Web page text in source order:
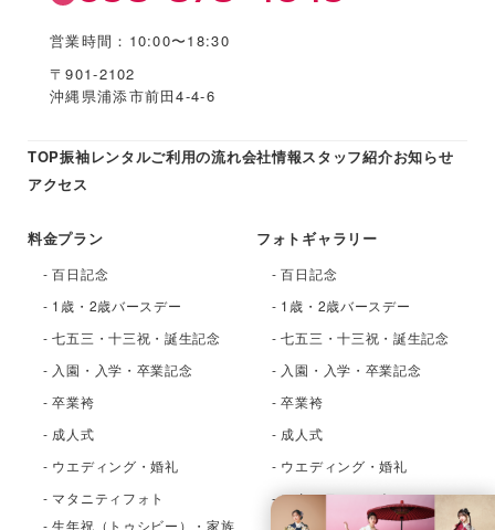
営業時間：10:00〜18:30
〒901-2102
沖縄県浦添市前田4-4-6
TOP振袖レンタルご利用の流れ会社情報スタッフ紹介お知らせ
アクセス
料金プラン
- 百日記念
- 1歳・2歳バースデー
- 七五三・十三祝・誕生記念
- 入園・入学・卒業記念
- 卒業袴
- 成人式
- ウエディング・婚礼
- マタニティフォト
- 生年祝（トゥシビー）・家族
フォトギャラリー
- 百日記念
- 1歳・2歳バースデー
- 七五三・十三祝・誕生記念
- 入園・入学・卒業記念
- 卒業袴
- 成人式
- ウエディング・婚礼
- マタニティフォト
- 生年祝（トゥシビー）・家族